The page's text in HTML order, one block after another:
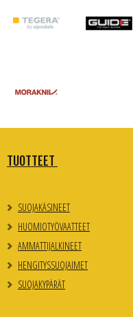
TUOTTEET
SUOJAKÄSINEET
HUOMIOTYÖVAATTEET
AMMATTIJALKINEET
HENGITYSSUOJAIMET
SUOJAKYPÄRÄT